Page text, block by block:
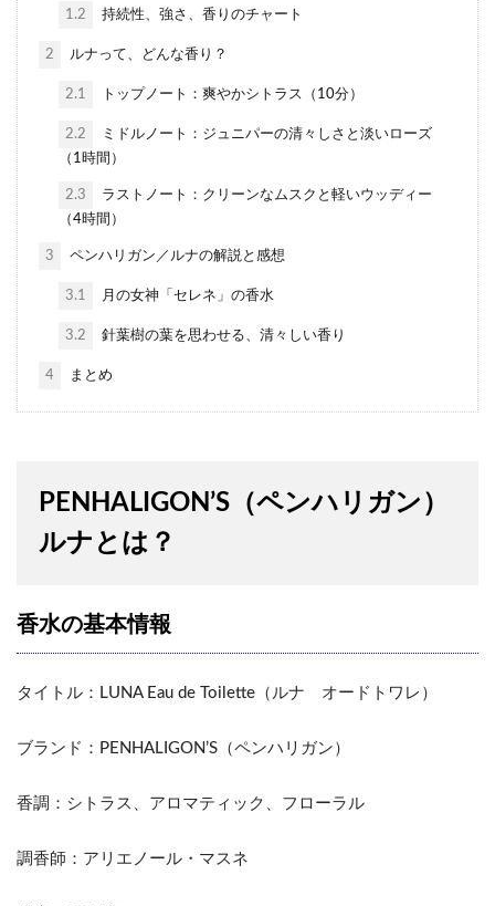
1.2 持続性、強さ、香りのチャート
2 ルナって、どんな香り？
2.1 トップノート：爽やかシトラス（10分）
2.2
ミドルノート：ジュニパーの清々しさと淡いローズ
（1時間）
2.3
ラストノート：クリーンなムスクと軽いウッディー
（4時間）
3 ペンハリガン／ルナの解説と感想
3.1 月の女神「セレネ」の香水
3.2 針葉樹の葉を思わせる、清々しい香り
4 まとめ
PENHALIGON’S（ペンハリガン）
ルナとは？
香水の基本情報
タイトル：LUNA Eau de Toilette（ルナ オードトワレ）
ブランド：PENHALIGON’S（ペンハリガン）
香調：シトラス、アロマティック、フローラル
調香師：アリエノール・マスネ